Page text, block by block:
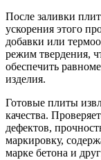
После заливки
ускорения этого
добавки или
режим твердения,
обеспечить
изделия.
Готовые плиты
качества.
дефектов,
маркировку,
марке бетона и